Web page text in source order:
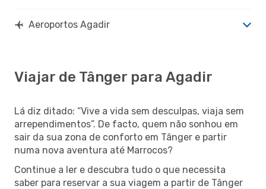
Aeroportos Agadir
Viajar de Tânger para Agadir
Lá diz ditado: “Vive a vida sem desculpas, viaja sem
arrependimentos”. De facto, quem não sonhou em
sair da sua zona de conforto em Tânger e partir
numa nova aventura até Marrocos?
Continue a ler e descubra tudo o que necessita
saber para reservar a sua viagem a partir de Tânger